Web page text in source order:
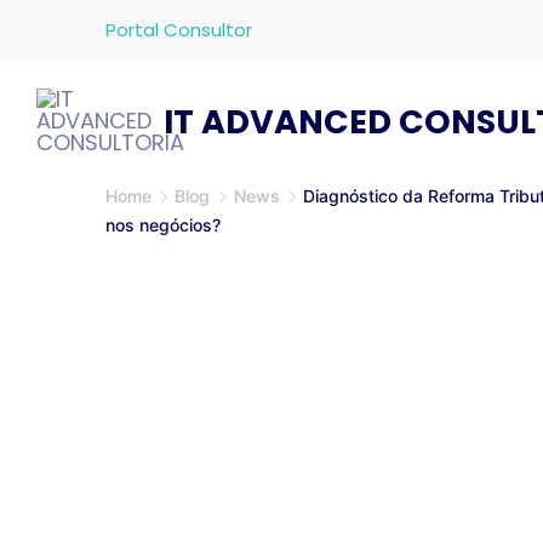
Portal Consultor
IT ADVANCED
Home Blog News
Diagnóstico da Reforma
nos negócios?